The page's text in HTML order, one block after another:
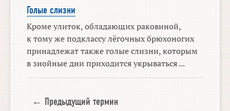
Голые слизни
Кроме улиток, обладающих раковиной,
к тому же подклассу лёгочных брюхоногих
принадлежат также голые слизни, которым
в знойные дни приходится укрываться ...
← Предыдущий термин